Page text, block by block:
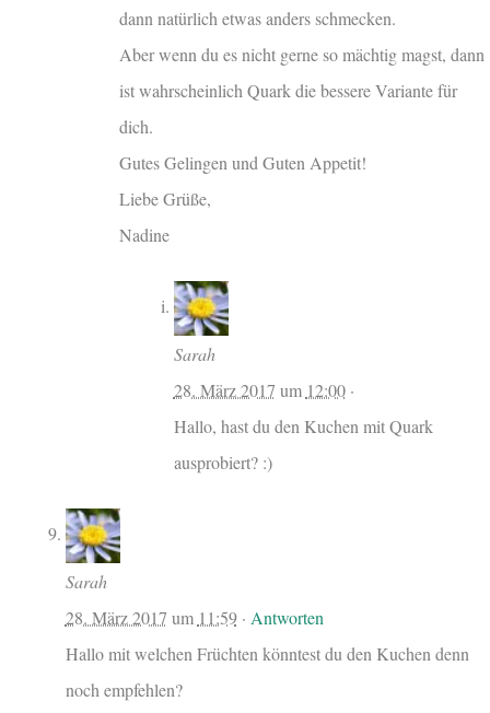
dann natürlich etwas anders schmecken.
Aber wenn du es nicht gerne so mächtig magst, dann
ist wahrscheinlich Quark die bessere Variante für
dich.
Gutes Gelingen und Guten Appetit!
Liebe Grüße,
Nadine
Sarah
28. März 2017 um 12:00·
Hallo, hast du den Kuchen mit Quark
ausprobiert? :)
Sarah
28. März 2017 um 11:59· Antworten
Hallo mit welchen Früchten könntest du den Kuchen denn
noch empfehlen?